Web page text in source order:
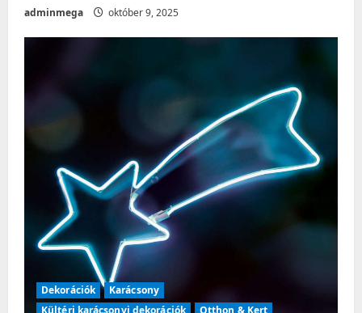
adminmega október 9, 2025
Dekorációk
Karácsony
Kültéri karácsonyi dekorációk
Otthon & Kert